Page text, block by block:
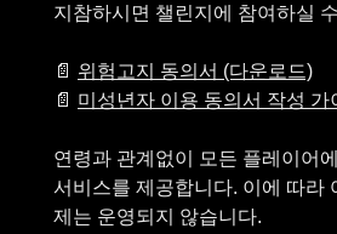
지참하시면 챌린지에 참여하실
📄 위험고지 동의서 (다운로드)
📄 미성년자 이용 동의서 작성 가
연령과 관계없이 모든 플레이어
서비스를 제공합니다. 이에 따라